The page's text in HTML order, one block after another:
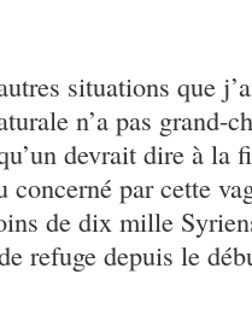
situations que
n’a pas grand-
devrait dire à la
concerné par cette
de dix mille
refuge depuis le